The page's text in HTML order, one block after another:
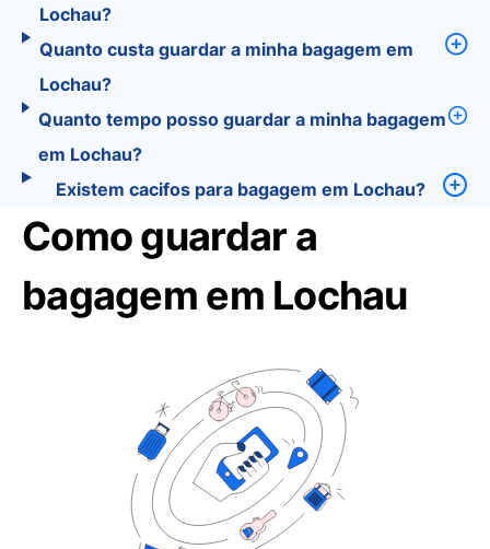
Lochau?
Quanto custa guardar a minha bagagem em
Lochau?
Quanto tempo posso guardar a minha bagagem
em Lochau?
Existem cacifos para bagagem em Lochau?
Como guardar a
bagagem em Lochau